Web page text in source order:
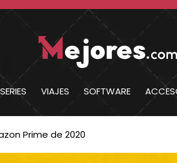
SERIES VIAJES SOFTWARE
Prime de 2020